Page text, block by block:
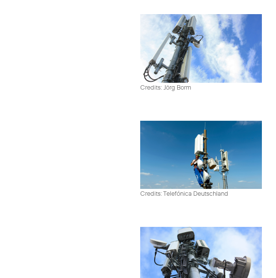
Credits: Jörg Borm
Credits: Telefónica Deutschland